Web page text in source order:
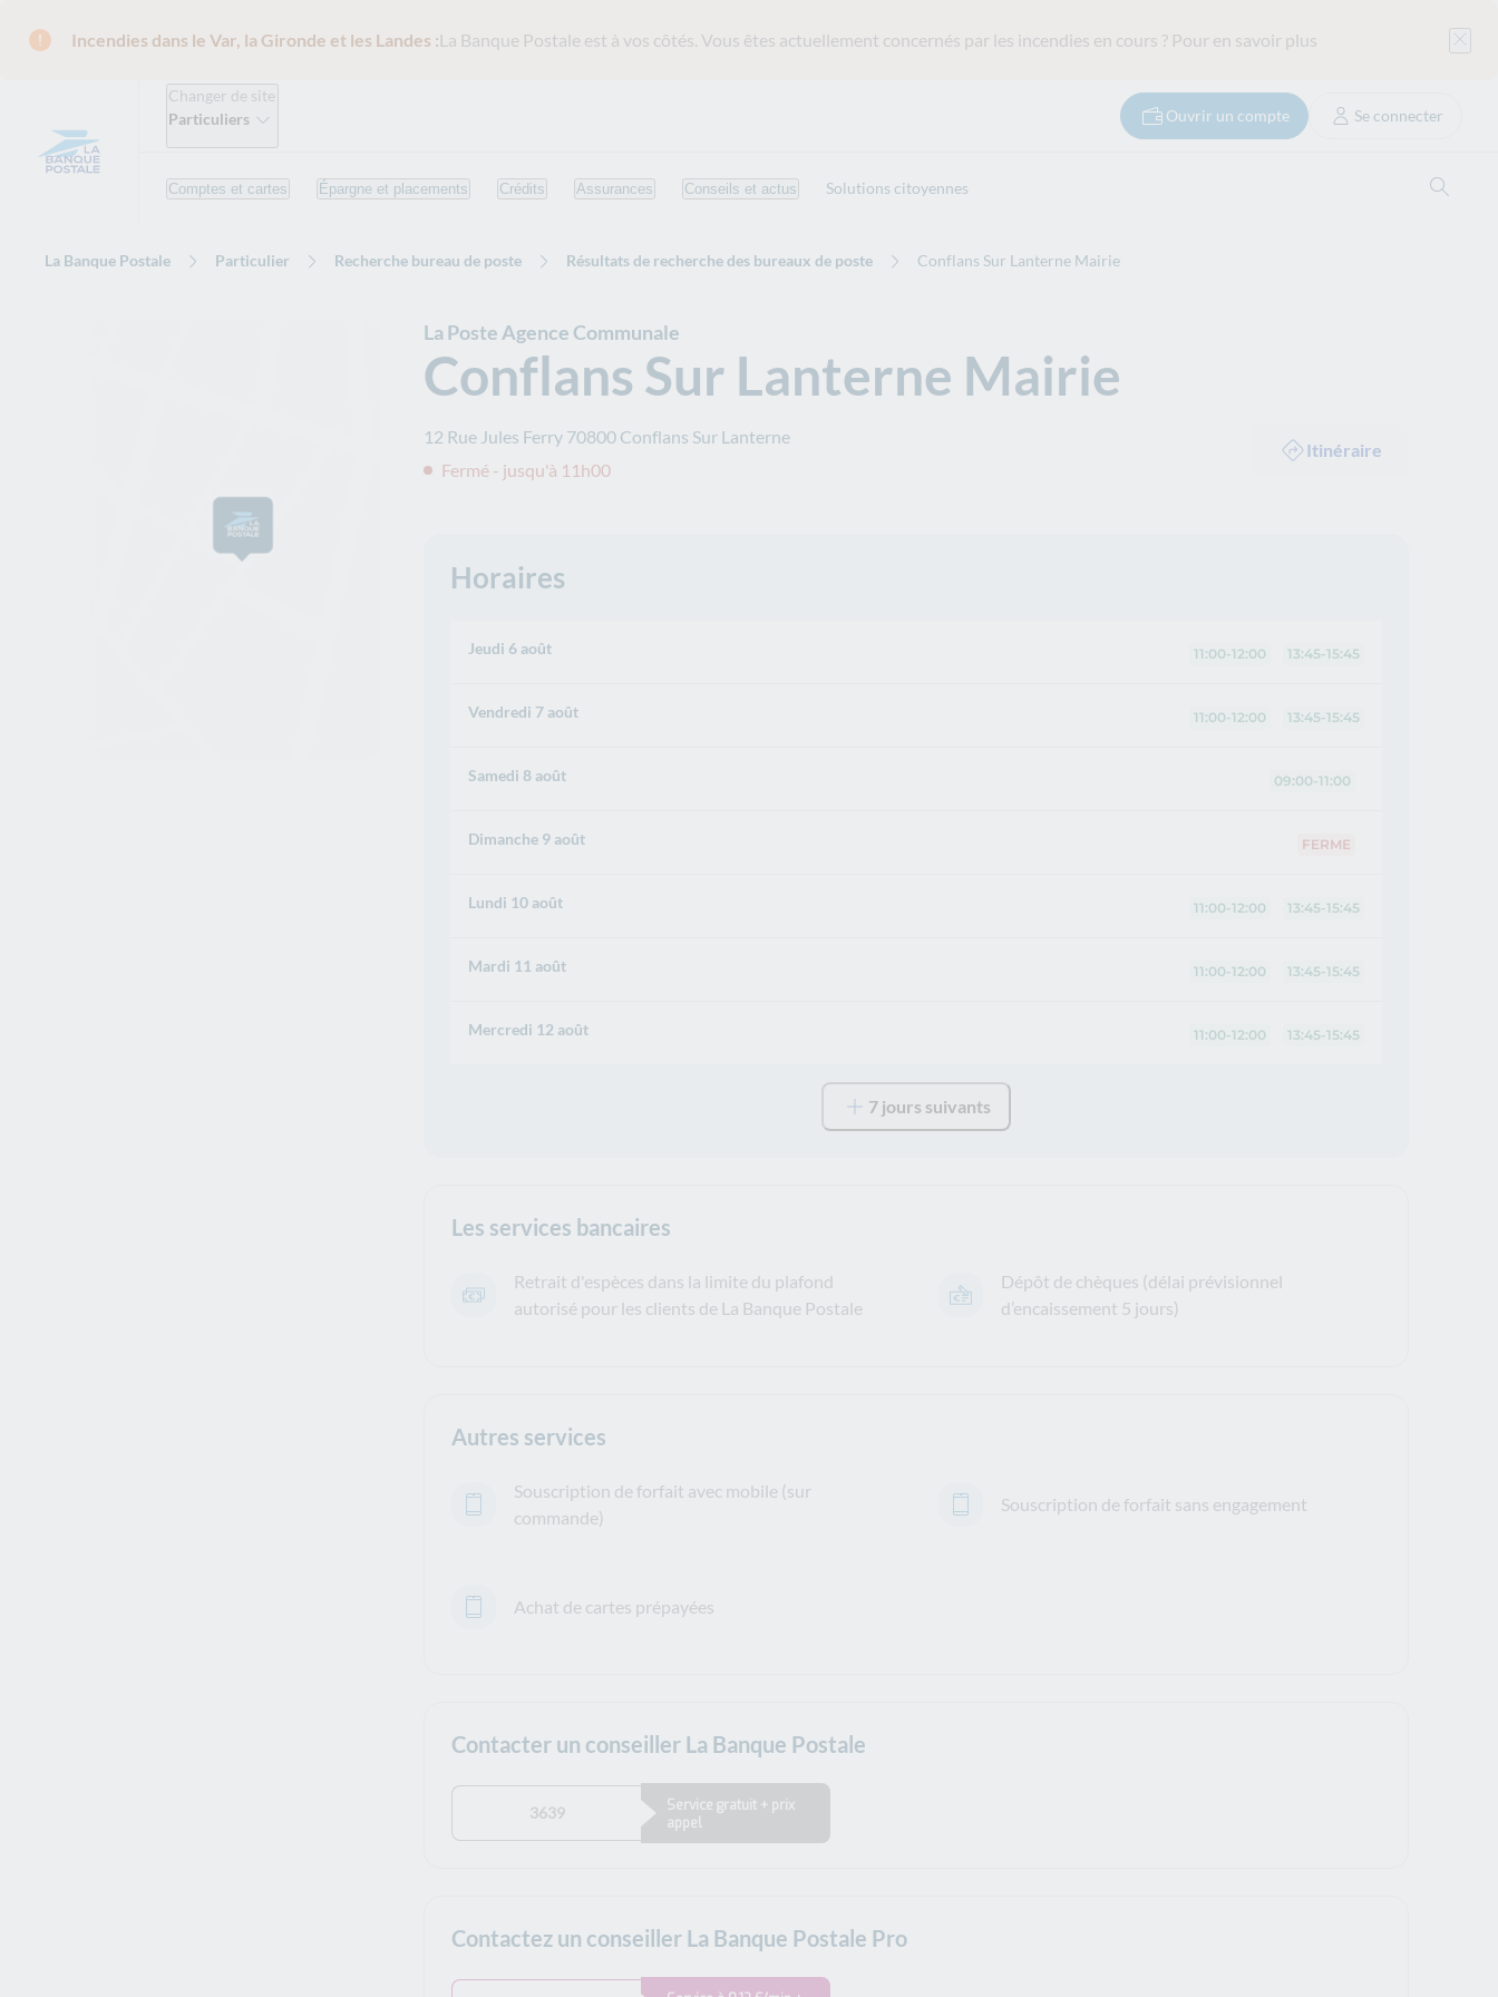
Incendies dans le Var, la Gironde et les Landes :La Banque Postale est à vos côtés. Vous êtes actuellement concernés par les incendies en cours ? Pour en savoir plus
Changer de site
Particuliers
Ouvrir un compte Se connecter
Comptes et cartes Épargne et placements Crédits Assurances Conseils et actus Solutions citoyennes
La Banque Postale Particulier Recherche bureau de poste Résultats de recherche des bureaux de poste Conflans Sur Lanterne Mairie
La Poste Agence Communale
Conflans Sur Lanterne Mairie
12 Rue Jules Ferry 70800 Conflans Sur Lanterne
Fermé - jusqu'à 11h00
Itinéraire
Horaires
Jeudi 6 août 11:00-12:00 13:45-15:45
Vendredi 7 août 11:00-12:00 13:45-15:45
Samedi 8 août 09:00-11:00
Dimanche 9 août FERME
Lundi 10 août 11:00-12:00 13:45-15:45
Mardi 11 août 11:00-12:00 13:45-15:45
Mercredi 12 août 11:00-12:00 13:45-15:45
7 jours suivants
Les services bancaires
Retrait d'espèces dans la limite du plafond
autorisé pour les clients de La Banque Postale
Dépôt de chèques (délai prévisionnel
d’encaissement 5 jours)
Autres services
Souscription de forfait avec mobile (sur
commande)
Souscription de forfait sans engagement
Achat de cartes prépayées
Contacter un conseiller La Banque Postale
3639
Service gratuit + prix
appel
Contactez un conseiller La Banque Postale Pro